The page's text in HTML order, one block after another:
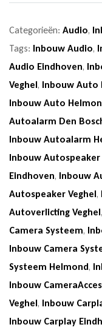
Categorieën: Audio,
Tags: Inbouw Audio,
Audio Eindhoven,
Veghel, Inbouw Auto
Inbouw Auto
Autoalarm Den
Inbouw Autoalarm
Inbouw Autospeaker
Eindhoven, Inbouw
Autospeaker Veghel,
Autoverlicting Veghel,
Camera Systeem,
Inbouw Camera
Systeem Helmond,
Inbouw
Veghel, Inbouw
Inbouw Carplay